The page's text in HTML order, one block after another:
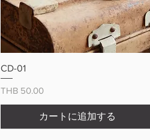
CD-01
価格
THB 50.00
カートに追加する